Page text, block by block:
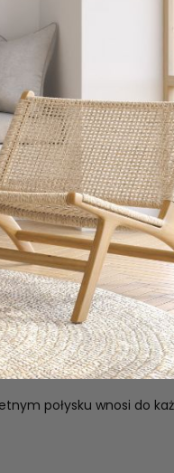
Charakteryzuje się
Materiał łatwy do
oraz OEKO-TEX
szkodliwych przez
połysku wnosi do